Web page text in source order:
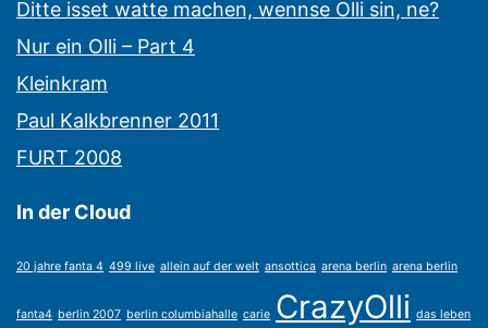
Ditte isset watte machen, wennse Olli sin, ne?
Nur ein Olli – Part 4
Kleinkram
Paul Kalkbrenner 2011
FURT 2008
In der Cloud
20 jahre fanta 4 499 live allein auf der welt ansottica arena berlin arena berlin
fanta4 berlin 2007 berlin columbiahalle carie CrazyOlli das leben